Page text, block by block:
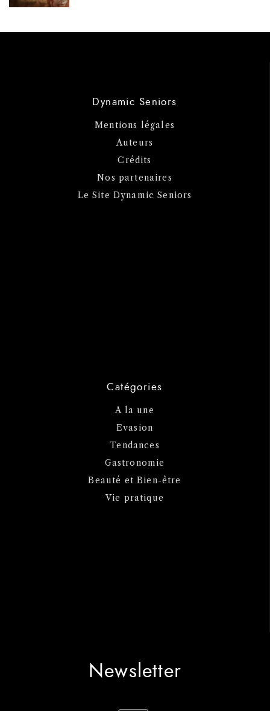
Dynamic Seniors
Mentions légales
Auteurs
Crédits
Nos partenaires
Le Site Dynamic Seniors
Catégories
A la une
Evasion
Tendances
Gastronomie
Beauté et Bien-être
Vie pratique
Newsletter